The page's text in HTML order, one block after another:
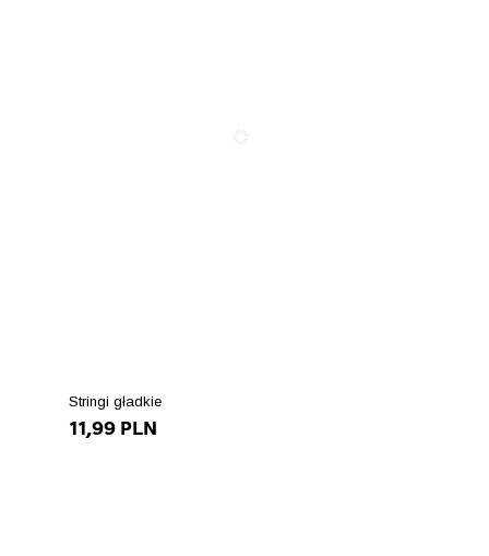
Stringi gładkie
11,99 PLN